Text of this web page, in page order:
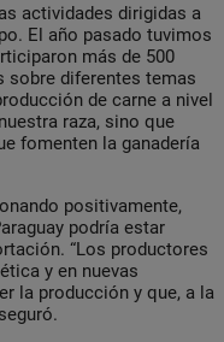
actividades dirigidas a
El año pasado tuvimos
más de 500
sobre diferentes temas
de carne a nivel
raza, sino que
fomenten la ganadería
positivamente,
podría estar
“Los productores
y en nuevas
la producción y que, a la